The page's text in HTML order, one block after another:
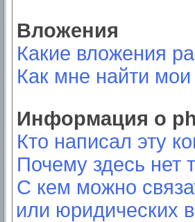
Вложения
Какие вложения
Как мне найти
Информация о
Кто написал эту
Почему здесь нет
С кем можно
или юридических